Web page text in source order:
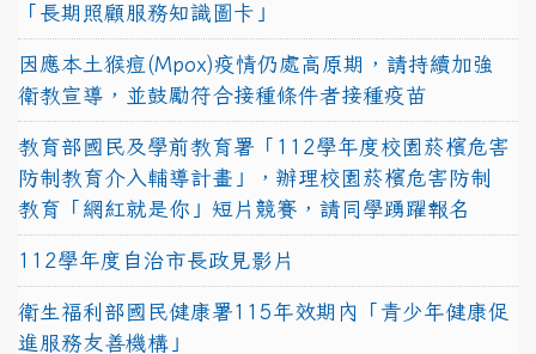
「長期照顧服務知識圖卡」
因應本土猴痘(Mpox)疫情仍處高原期，請持續加強
衛教宣導，並鼓勵符合接種條件者接種疫苗
教育部國民及學前教育署「112學年度校園菸檳危害
防制教育介入輔導計畫」，辦理校園菸檳危害防制
教育「網紅就是你」短片競賽，請同學踴躍報名
112學年度自治市長政見影片
衛生福利部國民健康署115年效期內「青少年健康促
進服務友善機構」